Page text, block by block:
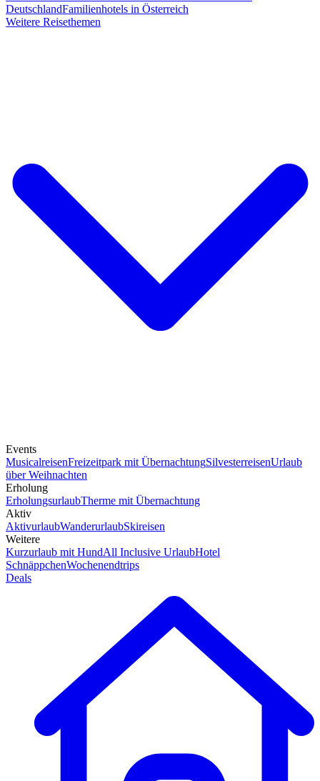
DeutschlandFamilienhotels in Österreich
Weitere Reisethemen
Events
MusicalreisenFreizeitpark mit ÜbernachtungSilvesterreisenUrlaub
über Weihnachten
Erholung
ErholungsurlaubTherme mit Übernachtung
Aktiv
AktivurlaubWanderurlaubSkireisen
Weitere
Kurzurlaub mit HundAll Inclusive UrlaubHotel
SchnäppchenWochenendtrips
Deals